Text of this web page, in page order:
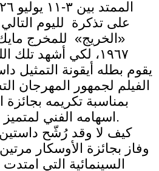
«الخريج» للمخرج
١٩٦٧، لكي أشهد
يقوم بطله أيقونة التمثيل
الفيلم لجمهور المهرجان
بمناسبة تكريمه
اسهامه الفني لمتميز في السينما العالمية.
كيف لا وقد رُشّح
وفاز بجائزة الأوسكار
السينمائية التي